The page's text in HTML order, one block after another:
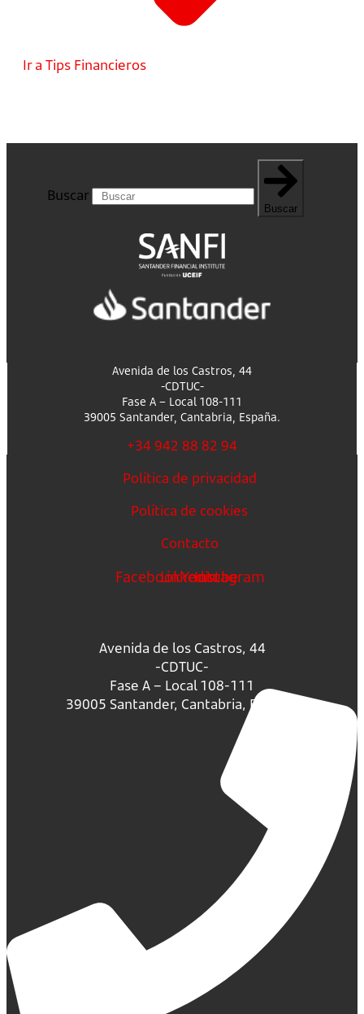
Ir a Tips Financieros
Buscar
Buscar
Avenida de los Castros, 44
-CDTUC-
Fase A – Local 108-111
39005 Santander, Cantabria, España.
+34 942 88 82 94
Política de privacidad
Política de cookies
Contacto
FacebookLinkedin
Youtube
Instagram
Avenida de los Castros, 44
-CDTUC-
Fase A – Local 108-111
39005 Santander, Cantabria, España.